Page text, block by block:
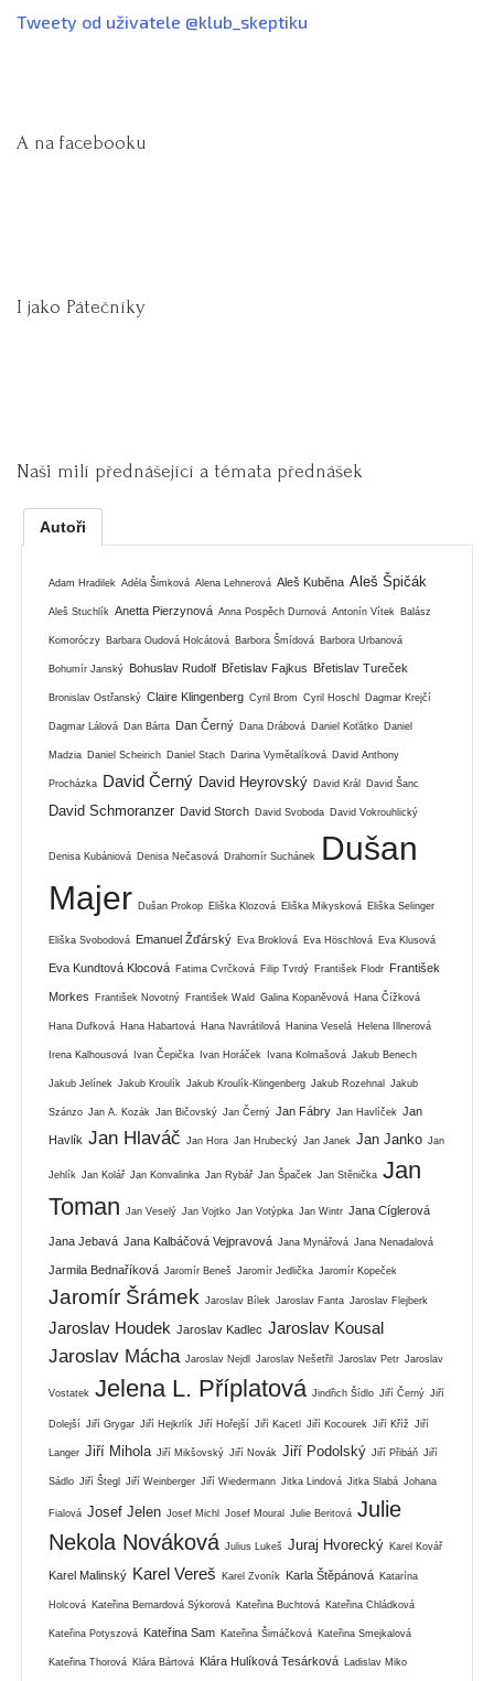
Tweety od uživatele @klub_skeptiku
A na facebooku
I jako Pátečníky
Naši milí přednášející a témata přednášek
Autoři
Adam Hradilek Adéla Šimková Alena Lehnerová Aleš Kuběna Aleš Špičák
Aleš Stuchlík Anetta Pierzynová Anna Pospěch Durnová Antonín Vítek Balász
Komoróczy Barbara Oudová Holcátová Barbora Šmídová Barbora Urbanová
Bohumír Janský Bohuslav Rudolf Břetislav Fajkus Břetislav Tureček
Bronislav Ostřanský Claire Klingenberg Cyril Brom Cyril Hoschl Dagmar Krejčí
Dagmar Lálová Dan Bárta Dan Černý Dana Drábová Daniel Koťátko Daniel
Madzia Daniel Scheirich Daniel Stach Darina Vymětalíková David Anthony
Procházka David Černý David Heyrovský David Král David Šanc
David Schmoranzer David Storch David Svoboda David Vokrouhlický
Denisa Kubániová Denisa Nečasová Drahomír Suchánek
Dušan
Majer Dušan Prokop Eliška Klozová Eliška Mikysková Eliška Selinger
Eliška Svobodová Emanuel Žďárský Eva Broklová Eva Höschlová Eva Klusová
Eva Kundtová Klocová Fatima Cvrčková Filip Tvrdý František Flodr František
Morkes František Novotný František Wald Galina Kopaněvová Hana Čížková
Hana Dufková Hana Habartová Hana Navrátilová Hanina Veselá Helena Illnerová
Irena Kalhousová Ivan Čepička Ivan Horáček Ivana Kolmašová Jakub Benech
Jakub Jelínek Jakub Kroulík Jakub Kroulík-Klingenberg Jakub Rozehnal Jakub
Szánzo Jan A. Kozák Jan Bičovský Jan Černý Jan Fábry Jan Havlíček Jan
Havlík Jan Hlaváč Jan Hora Jan Hrubecký Jan Janek Jan Janko Jan
Jehlík Jan Kolář Jan Konvalinka Jan Rybář Jan Špaček Jan Stěnička Jan
Toman
Jan Veselý Jan Vojtko Jan Votýpka Jan Wintr Jana Cíglerová
Jana Jebavá Jana Kalbáčová Vejpravová Jana Mynářová Jana Nenadalová
Jarmila Bednaříková Jaromír Beneš Jaromír Jedlička Jaromír Kopeček
Jaromír Šrámek Jaroslav Bílek Jaroslav Fanta Jaroslav Flejberk
Jaroslav Houdek Jaroslav Kadlec Jaroslav Kousal
Jaroslav Mácha Jaroslav Nejdl Jaroslav Nešetřil Jaroslav Petr Jaroslav
Vostatek Jelena L. Příplatová Jindřich Šídlo Jiří Černý Jiří
Dolejší Jiří Grygar Jiří Hejkrlík Jiří Hořejší Jiří Kacetl Jiří Kocourek Jiří Kříž Jiří
Langer Jiří Mihola Jiří Mikšovský Jiří Novák Jiří Podolský Jiří Přibáň Jiří
Sádlo Jiří Štegl Jiří Weinberger Jiří Wiedermann Jitka Lindová Jitka Slabá Johana
Fialová Josef Jelen Josef Michl Josef Moural Julie Beritová Julie
Nekola Nováková Julius Lukeš Juraj Hvorecký Karel Kovář
Karel Malinský Karel Vereš Karel Zvoník Karla Štěpánová Katarína
Holcová Kateřina Bernardová Sýkorová Kateřina Buchtová Kateřina Chládková
Kateřina Potyszová Kateřina Sam Kateřina Šimáčková Kateřina Smejkalová
Kateřina Thorová Klára Bártová Klára Hulíková Tesárková Ladislav Miko